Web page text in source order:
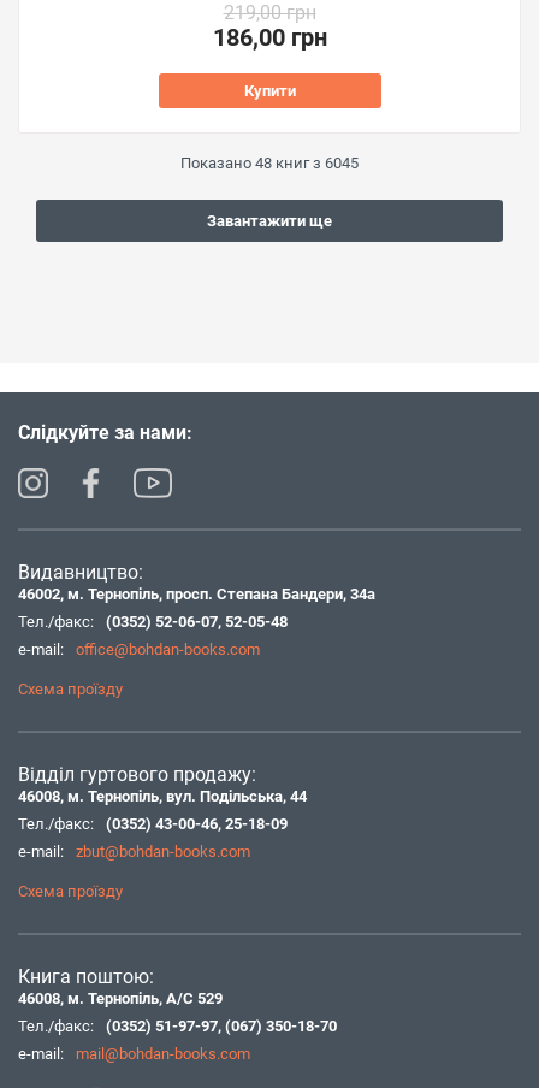
219,00 грн
186,00 грн
Купити
Показано 48 книг з 6045
Завантажити ще
Слідкуйте за нами:
Видавництво:
46002, м. Тернопіль, просп. Степана Бандери, 34а
Тел./факс:
(0352) 52-06-07, 52-05-48
e-mail:
office@bohdan-books.com
Схема проїзду
Відділ гуртового продажу:
46008, м. Тернопіль, вул. Подільська, 44
Тел./факс:
(0352) 43-00-46, 25-18-09
e-mail:
zbut@bohdan-books.com
Схема проїзду
Книга поштою:
46008, м. Тернопіль, А/С 529
Тел./факс:
(0352) 51-97-97, (067) 350-18-70
e-mail:
mail@bohdan-books.com